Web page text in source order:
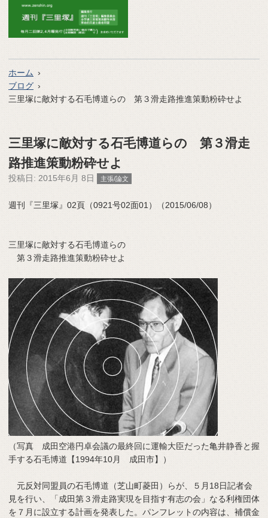
ホーム
ブログ
三里塚に敵対する石毛博道らの 第３滑走路推進策動粉砕せよ
三里塚に敵対する石毛博道らの 第３滑走
路推進策動粉砕せよ
投稿日: 2015年6月 8日 主張/論文
週刊『三里塚』02頁（0921号02面01）（2015/06/08）
三里塚に敵対する石毛博道らの
第３滑走路推進策動粉砕せよ
（写真 成田空港円卓会議の最終回に運輸大臣だった亀井静香と握
手する石毛博道【1994年10月 成田市】）
元反対同盟員の石毛博道（芝山町菱田）らが、５月18日記者会
見を行い、「成田第３滑走路実現を目指す有志の会」なる利権団体
を７月に設立する計画を発表した。パンフレットの内容は、補償金